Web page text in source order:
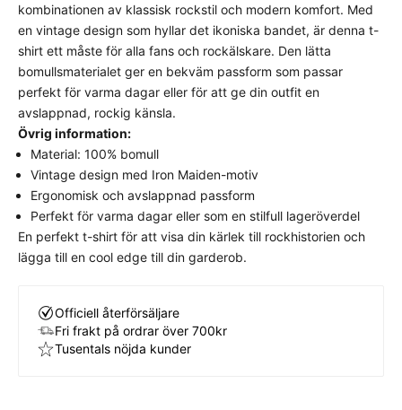
Normal passform
Detta plagg har en klassisk, normal passform som
följer kroppens naturliga linjer utan att sitta för
stramt eller för löst.Välj din vanliga storlek
bästa komfort och avsedda look.
kombinationen av klassisk rockstil och modern komfort. Med
en vintage design som hyllar det ikoniska bandet, är denna t-
shirt ett måste för alla fans och rockälskare. Den lätta
bomullsmaterialet ger en bekväm passform som passar
perfekt för varma dagar eller för att ge din outfit en
avslappnad, rockig känsla.
Övrig information:
Material: 100% bomull
Vintage design med Iron Maiden-motiv
Ergonomisk och avslappnad passform
Perfekt för varma dagar eller som en stilfull lageröverdel
En perfekt t-shirt för att visa din kärlek till rockhistorien och
lägga till en cool edge till din garderob.
Officiell återförsäljare
Fri frakt på ordrar över 700kr
Tusentals nöjda kunder